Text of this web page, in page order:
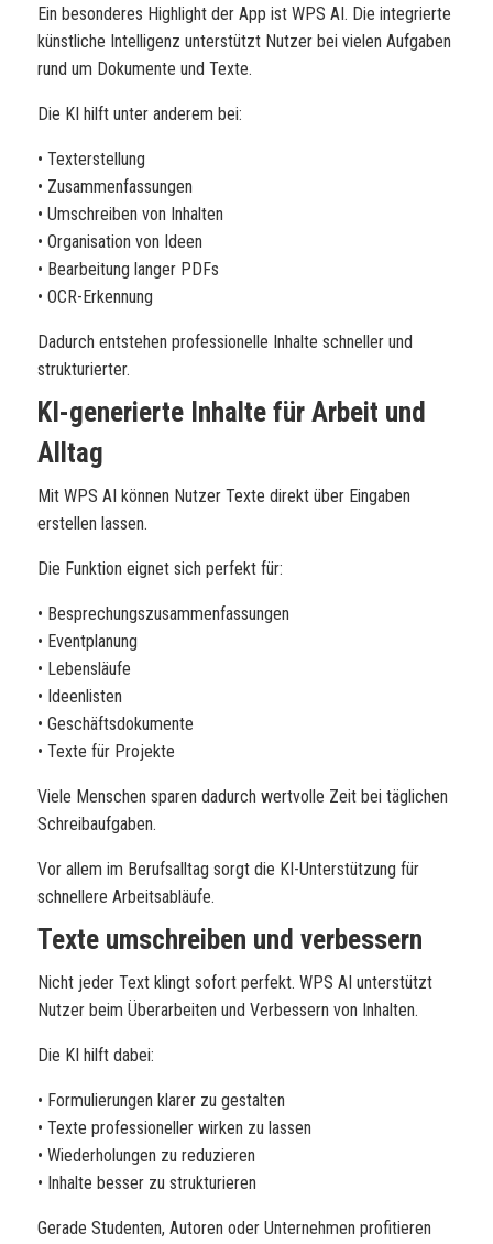
Ein besonderes Highlight der App ist WPS AI. Die integrierte
künstliche Intelligenz unterstützt Nutzer bei vielen Aufgaben
rund um Dokumente und Texte.
Die KI hilft unter anderem bei:
• Texterstellung
• Zusammenfassungen
• Umschreiben von Inhalten
• Organisation von Ideen
• Bearbeitung langer PDFs
• OCR-Erkennung
Dadurch entstehen professionelle Inhalte schneller und
strukturierter.
KI-generierte Inhalte für Arbeit und
Alltag
Mit WPS AI können Nutzer Texte direkt über Eingaben
erstellen lassen.
Die Funktion eignet sich perfekt für:
• Besprechungszusammenfassungen
• Eventplanung
• Lebensläufe
• Ideenlisten
• Geschäftsdokumente
• Texte für Projekte
Viele Menschen sparen dadurch wertvolle Zeit bei täglichen
Schreibaufgaben.
Vor allem im Berufsalltag sorgt die KI-Unterstützung für
schnellere Arbeitsabläufe.
Texte umschreiben und verbessern
Nicht jeder Text klingt sofort perfekt. WPS AI unterstützt
Nutzer beim Überarbeiten und Verbessern von Inhalten.
Die KI hilft dabei:
• Formulierungen klarer zu gestalten
• Texte professioneller wirken zu lassen
• Wiederholungen zu reduzieren
• Inhalte besser zu strukturieren
Gerade Studenten, Autoren oder Unternehmen profitieren